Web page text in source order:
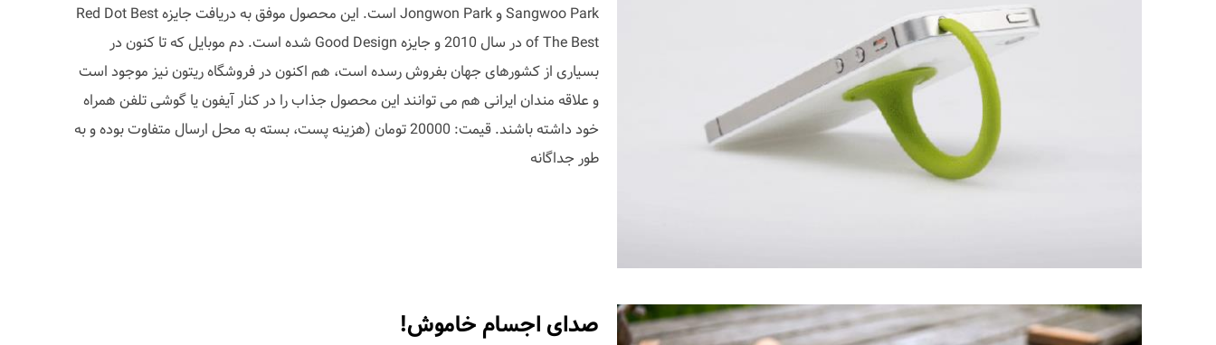
Sangwoo Park و Jongwon Park است. این محصول موفق به دریافت جایزه Red Dot Best
of The Best در سال 2010 و جایزه Good Design شده است. دم موبایل که تا کنون در
بسیاری از کشورهای جهان بفروش رسده است، هم اکنون در فروشگاه ریتون نیز موجود است
و علاقه مندان ایرانی هم می توانند این محصول جذاب را در کنار آیفون یا گوشی تلفن همراه
خود داشته باشند. قیمت: 20000 تومان (هزینه پست، بسته به محل ارسال متفاوت بوده و به
طور جداگانه
صدای اجسام خاموش!